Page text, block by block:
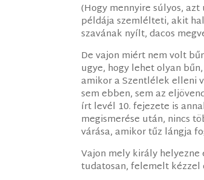
(Hogy mennyire súlyos,
példája szemlélteti, akit
szavának nyílt, dacos
De vajon miért nem volt
ugye, hogy lehet olyan
amikor a Szentlélek elleni
sem ebben, sem az
írt levél 10. fejezete is
megismerése után, nincs
várása, amikor tűz lángja
Vajon mely király
tudatosan, felemelt kézzel